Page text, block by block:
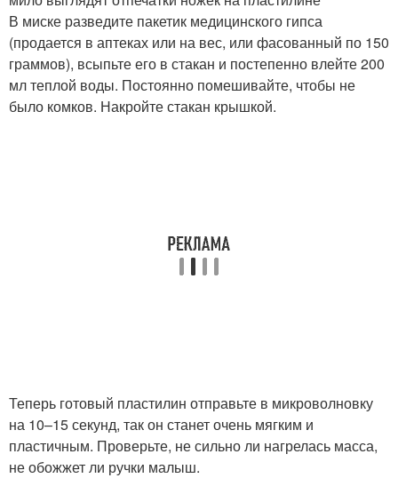
В миске разведите пакетик медицинского гипса
(продается в аптеках или на вес, или фасованный по 150
граммов), всыпьте его в стакан и постепенно влейте 200
мл теплой воды. Постоянно помешивайте, чтобы не
было комков. Накройте стакан крышкой.
Теперь готовый пластилин отправьте в микроволновку
на 10–15 секунд, так он станет очень мягким и
пластичным. Проверьте, не сильно ли нагрелась масса,
не обожжет ли ручки малыш.